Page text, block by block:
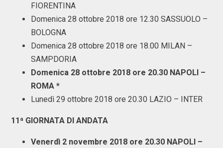
FIORENTINA
Domenica 28 ottobre 2018 ore 12.30 SASSUOLO –
BOLOGNA
Domenica 28 ottobre 2018 ore 18.00 MILAN –
SAMPDORIA
Domenica 28 ottobre 2018 ore 20.30 NAPOLI –
ROMA *
Lunedì 29 ottobre 2018 ore 20.30 LAZIO – INTER
11ª GIORNATA DI ANDATA
Venerdì 2 novembre 2018 ore 20.30 NAPOLI –